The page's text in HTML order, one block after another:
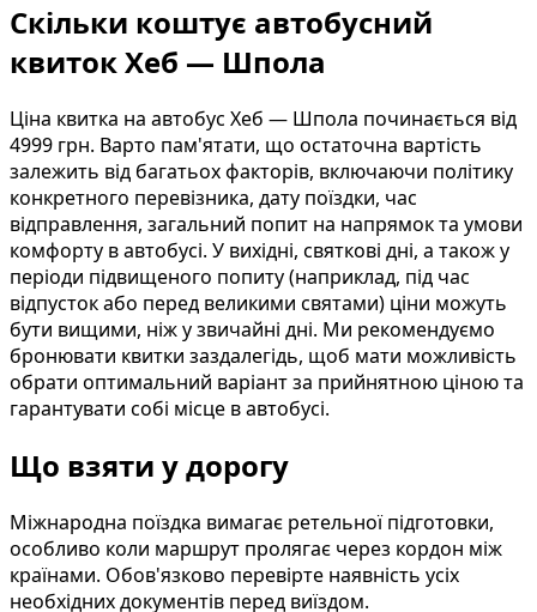
Скільки коштує автобусний
квиток Хеб — Шпола
Ціна квитка на автобус Хеб — Шпола починається від
4999 грн. Варто пам'ятати, що остаточна вартість
залежить від багатьох факторів, включаючи політику
конкретного перевізника, дату поїздки, час
відправлення, загальний попит на напрямок та умови
комфорту в автобусі. У вихідні, святкові дні, а також у
періоди підвищеного попиту (наприклад, під час
відпусток або перед великими святами) ціни можуть
бути вищими, ніж у звичайні дні. Ми рекомендуємо
бронювати квитки заздалегідь, щоб мати можливість
обрати оптимальний варіант за прийнятною ціною та
гарантувати собі місце в автобусі.
Що взяти у дорогу
Міжнародна поїздка вимагає ретельної підготовки,
особливо коли маршрут пролягає через кордон між
країнами. Обов'язково перевірте наявність усіх
необхідних документів перед виїздом.